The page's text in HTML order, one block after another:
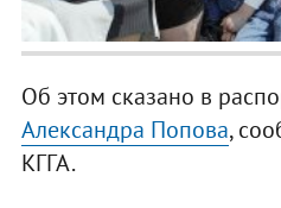
Об этом сказано в
Александра Попова,
КГГА.